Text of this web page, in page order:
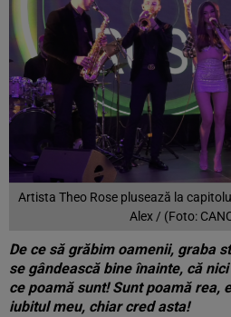
Artista Theo Rose plusează la
Alex / (Foto:
De ce să grăbim oamenii, graba
se gândească bine înainte, că
ce poamă sunt! Sunt poamă rea,
iubitul meu, chiar cred asta!